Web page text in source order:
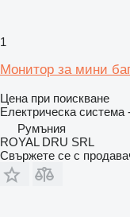
1
Монитор за мини
Цена при поискване
Електрическа система
Румъния
ROYAL DRU SRL
Свържете се с